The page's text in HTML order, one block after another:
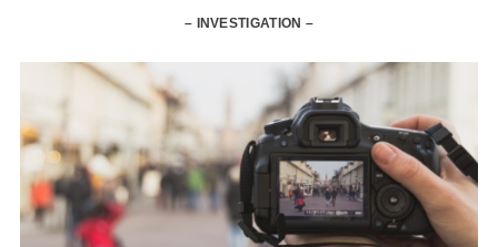
– INVESTIGATION –